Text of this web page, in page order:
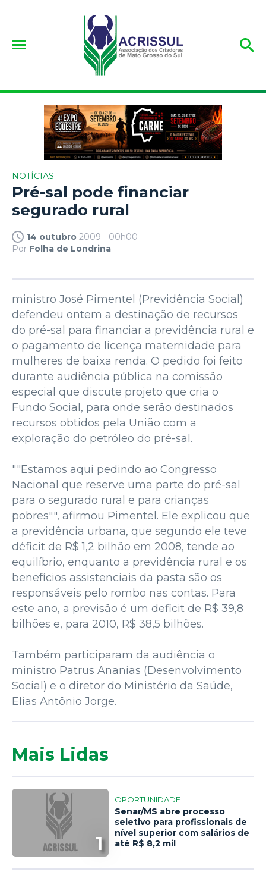
NOTÍCIAS
Pré-sal pode financiar
segurado rural
14 outubro 2009 - 00h00
Por Folha de Londrina
ministro José Pimentel (Previdência Social)
defendeu ontem a destinação de recursos
do pré-sal para financiar a previdência rural e
o pagamento de licença maternidade para
mulheres de baixa renda. O pedido foi feito
durante audiência pública na comissão
especial que discute projeto que cria o
Fundo Social, para onde serão destinados
recursos obtidos pela União com a
exploração do petróleo do pré-sal.
""Estamos aqui pedindo ao Congresso
Nacional que reserve uma parte do pré-sal
para o segurado rural e para crianças
pobres"", afirmou Pimentel. Ele explicou que
a previdência urbana, que segundo ele teve
déficit de R$ 1,2 bilhão em 2008, tende ao
equilíbrio, enquanto a previdência rural e os
benefícios assistenciais da pasta são os
responsáveis pelo rombo nas contas. Para
este ano, a previsão é um deficit de R$ 39,8
bilhões e, para 2010, R$ 38,5 bilhões.
Também participaram da audiência o
ministro Patrus Ananias (Desenvolvimento
Social) e o diretor do Ministério da Saúde,
Elias Antônio Jorge.
Mais Lidas
1
OPORTUNIDADE
Senar/MS abre processo
seletivo para profissionais de
nível superior com salários de
até R$ 8,2 mil